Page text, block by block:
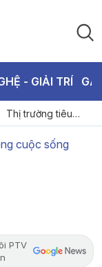
- GIẢI TRÍ
Thị trường tiêu
dùng ngày 09-08-
cuộc sống
PTV